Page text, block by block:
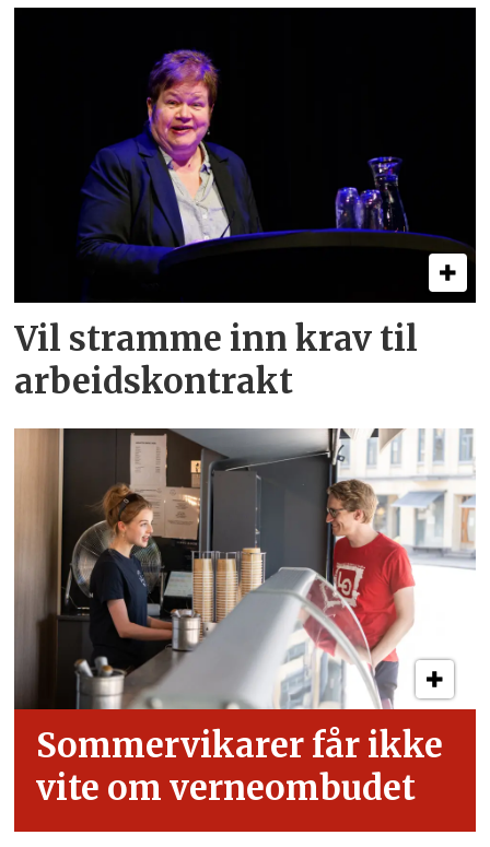
Vil stramme inn krav til
arbeids­kontrakt
Sommervikarer får ikke
vite om verneombudet